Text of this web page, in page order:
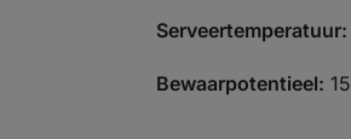
Serveertemperatuur:
Bewaarpotentieel: